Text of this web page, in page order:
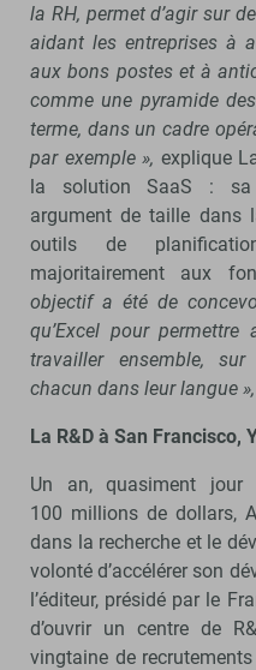
la RH, permet d’agir sur
aidant les entreprises à
aux bons postes et à
comme une pyramide
terme, dans un cadre
par exemple », explique
la solution SaaS : sa
argument de taille dans
outils de planification
majoritairement aux
objectif a été de
qu’Excel pour
travailler ensemble,
chacun dans leur langue »,
La R&D à San Francisco,
Un an, quasiment jour
100 millions de dollars,
dans la recherche et le
volonté d’accélérer son
l’éditeur, présidé par le
d’ouvrir un centre de
vingtaine de